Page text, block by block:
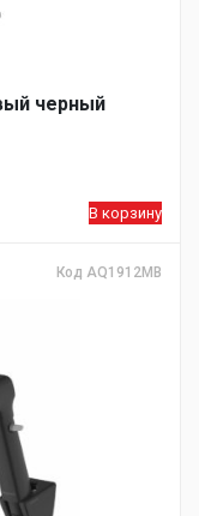
черный
В корзину
Код AQ1912MB